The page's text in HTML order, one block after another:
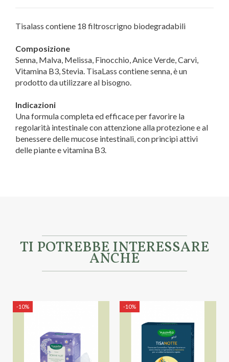
Tisalass contiene 18 filtroscrigno biodegradabili
Composizione
Senna, Malva, Melissa, Finocchio, Anice Verde, Carvi,
Vitamina B3, Stevia. TisaLass contiene senna, è un
prodotto da utilizzare al bisogno.
Indicazioni
Una formula completa ed efficace per favorire la
regolarità intestinale con attenzione alla protezione e al
benessere delle mucose intestinali, con principi attivi
delle piante e vitamina B3.
TI POTREBBE INTERESSARE
ANCHE
-10% -10%